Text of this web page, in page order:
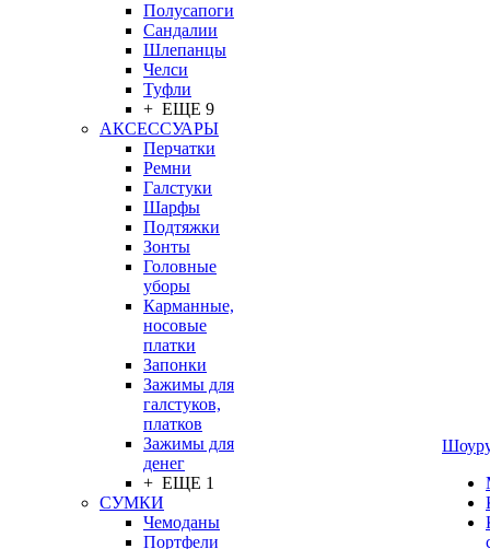
Полусапоги
Сандалии
Шлепанцы
Челси
Туфли
+ ЕЩЕ 9
АКСЕССУАРЫ
Перчатки
Ремни
Галстуки
Шарфы
Подтяжки
Зонты
Головные
уборы
Карманные,
носовые
платки
Запонки
Зажимы для
галстуков,
платков
Зажимы для
денег
+ ЕЩЕ 1
СУМКИ
Чемоданы
Портфели